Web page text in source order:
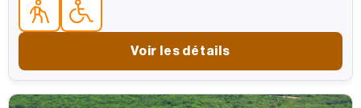
Accessible parapara personas mayores
Accessible parapersonas con movilidad reducida
Voir les détails